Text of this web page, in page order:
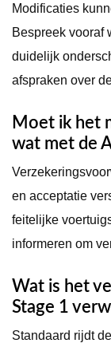
Modificaties
Bespreek vooraf
duidelijk
afspraken over
Moet ik het
wat met de
en acceptatie
feitelijke
informeren om
Wat is het
Stage 1
Standaard rijdt